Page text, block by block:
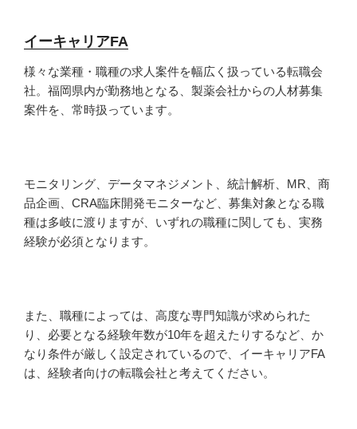
イーキャリアFA
様々な業種・職種の求人案件を幅広く扱っている転職会
社。福岡県内が勤務地となる、製薬会社からの人材募集
案件を、常時扱っています。
モニタリング、データマネジメント、統計解析、MR、商
品企画、CRA臨床開発モニターなど、募集対象となる職
種は多岐に渡りますが、いずれの職種に関しても、実務
経験が必須となります。
また、職種によっては、高度な専門知識が求められた
り、必要となる経験年数が10年を超えたりするなど、か
なり条件が厳しく設定されているので、イーキャリアFA
は、経験者向けの転職会社と考えてください。